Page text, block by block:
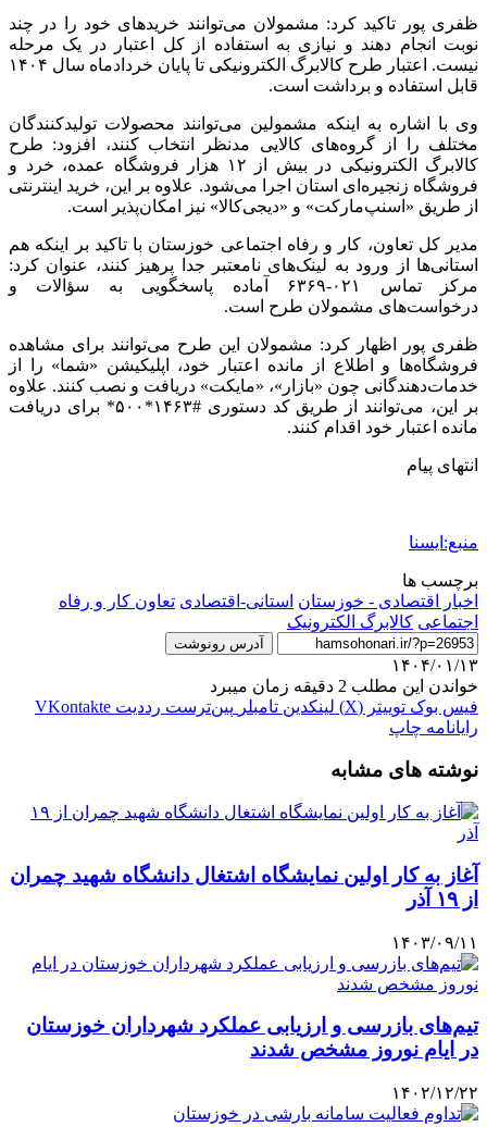
ظفری پور تاکید کرد: مشمولان می‌توانند خریدهای خود را در چند
نوبت انجام دهند و نیازی به استفاده از کل اعتبار در یک مرحله
نیست. اعتبار طرح کالابرگ الکترونیکی تا پایان خردادماه سال ۱۴۰۴
قابل استفاده و برداشت است.
وی با اشاره به اینکه مشمولین می‌توانند محصولات تولیدکنندگان
مختلف را از گروه‌های کالایی مدنظر انتخاب کنند، افزود: طرح
کالابرگ الکترونیکی در بیش از ۱۲ هزار فروشگاه عمده، خرد و
فروشگاه زنجیره‌ای استان اجرا می‌شود. علاوه بر این، خرید اینترنتی
از طریق «اسنپ‌مارکت» و «دیجی‌کالا» نیز امکان‌پذیر است.
مدیر کل تعاون، کار و رفاه اجتماعی خوزستان با تاکید بر اینکه هم
استانی‌ها از ورود به لینک‌های نامعتبر جدا پرهیز کنند، عنوان کرد:
مرکز تماس ۰۲۱-۶۳۶۹ آماده پاسخگویی به سؤالات و
درخواست‌های مشمولان طرح است.
ظفری پور اظهار کرد: مشمولان این طرح می‌توانند برای مشاهده
فروشگاه‌ها و اطلاع از مانده اعتبار خود، اپلیکیشن «شما» را از
خدمات‌دهندگانی چون «بازار»، «مایکت» دریافت و نصب کنند. علاوه
بر این، می‌توانند از طریق کد دستوری #۱۴۶۳*۵۰۰* برای دریافت
مانده اعتبار خود اقدام کنند.
انتهای پیام
منبع:ایسنا
برچسب ها
اخبار اقتصادی - خوزستان استانی-اقتصادی تعاون کار و رفاه
اجتماعی کالابرگ الکترونیک
آدرس رونوشت
۱۴۰۴/۰۱/۱۳
خواندن این مطلب 2 دقیقه زمان میبرد
فیس بوک توییتر (X) لینکدین ‫تامبلر ‫پین‌ترست ‫رددیت ‫VKontakte
رایانامه چاپ
نوشته های مشابه
آغاز به کار اولین نمایشگاه اشتغال دانشگاه شهید چمران
از ۱۹ آذر
۱۴۰۳/۰۹/۱۱
تیم‌های بازرسی و ارزیابی عملکرد شهرداران خوزستان
در ایام نوروز مشخص شدند
۱۴۰۲/۱۲/۲۲